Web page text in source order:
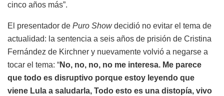
cinco años más”.
El presentador de Puro Showdecidió no evitar el tema de
actualidad: la sentencia a seis años de prisión de Cristina
Fernández de Kirchner y nuevamente volvió a negarse a
tocar el tema: “No, no, no, no me interesa. Me parece
que todo es disruptivo porque estoy leyendo que
viene Lula a saludarla, Todo esto es una distopía, vivo